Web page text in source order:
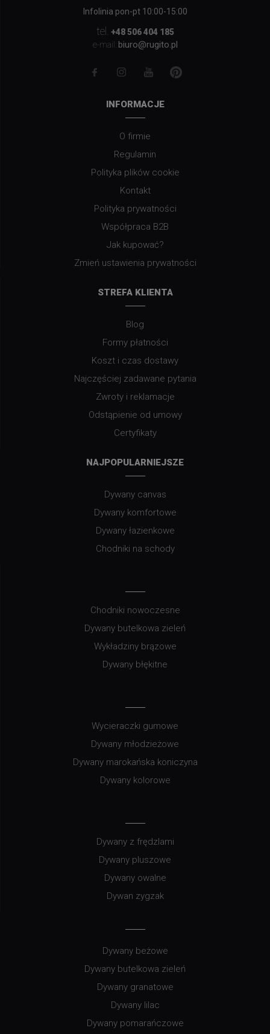
Infolinia pon-pt 10:00-15:00
tel.
+48 506 404 185
e-mail: biuro@rugito.pl
INFORMACJE
O firmie
Regulamin
Polityka plików cookie
Kontakt
Polityka prywatności
Współpraca B2B
Jak kupować?
Zmień ustawienia prywatności
STREFA KLIENTA
Blog
Formy płatności
Koszt i czas dostawy
Najczęściej zadawane pytania
Zwroty i reklamacje
Odstąpienie od umowy
Certyfikaty
NAJPOPULARNIEJSZE
Dywany canvas
Dywany komfortowe
Dywany łazienkowe
Chodniki na schody
Chodniki nowoczesne
Dywany butelkowa zieleń
Wykładziny brązowe
Dywany błękitne
Wycieraczki gumowe
Dywany młodzieżowe
Dywany marokańska koniczyna
Dywany kolorowe
Dywany z frędzlami
Dywany pluszowe
Dywany owalne
Dywan zygzak
Dywany beżowe
Dywany butelkowa zieleń
Dywany granatowe
Dywany lilac
Dywany pomarańczowe